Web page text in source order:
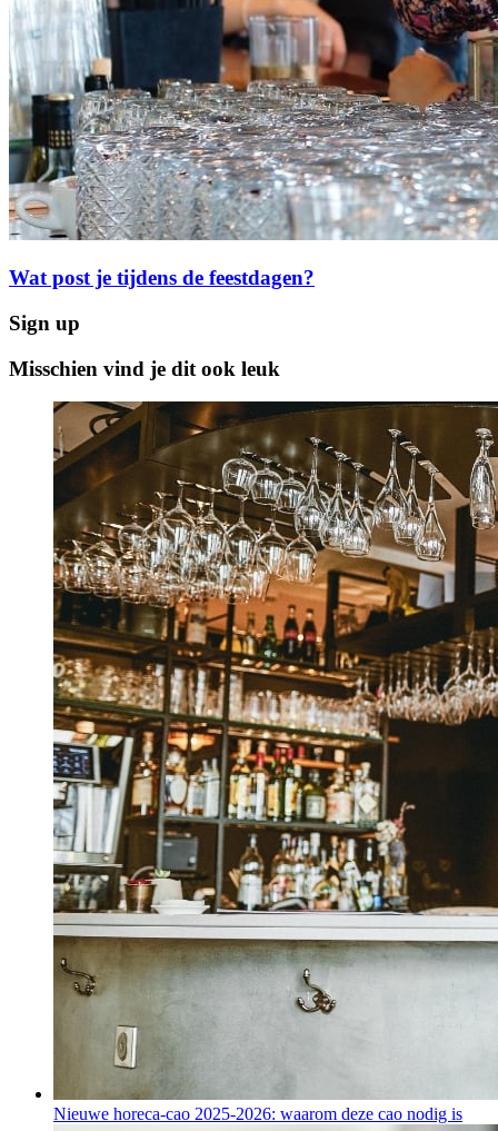
Wat post je tijdens de feestdagen?
Sign up
Misschien vind je dit ook leuk
Nieuwe horeca-cao 2025-2026: waarom deze cao nodig is